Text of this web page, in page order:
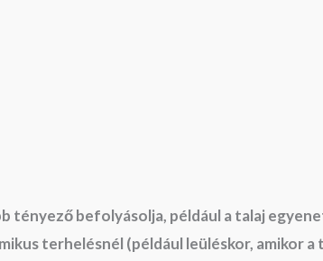
befolyásolja, például a talaj
terhelésnél (például leüléskor, amikor a